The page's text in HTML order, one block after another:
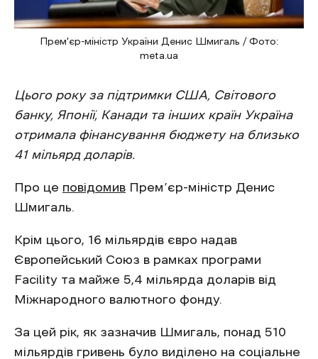
Прем'єр-міністр України Денис Шмигаль / Фото:
meta.ua
Цього року за підтримки США, Світового
банку, Японії, Канади та інших країн Україна
отримала фінансування бюджету на близько
41 мільярд доларів.
Про це повідомив Прем’єр-міністр Денис
Шмигаль.
Крім цього, 16 мільярдів євро надав
Європейський Союз в рамках програми
Facility та майже 5,4 мільярда доларів від
Міжнародного валютного фонду.
За цей рік, як зазначив Шмигаль, понад 510
мільярдів гривень було виділено на соціальне